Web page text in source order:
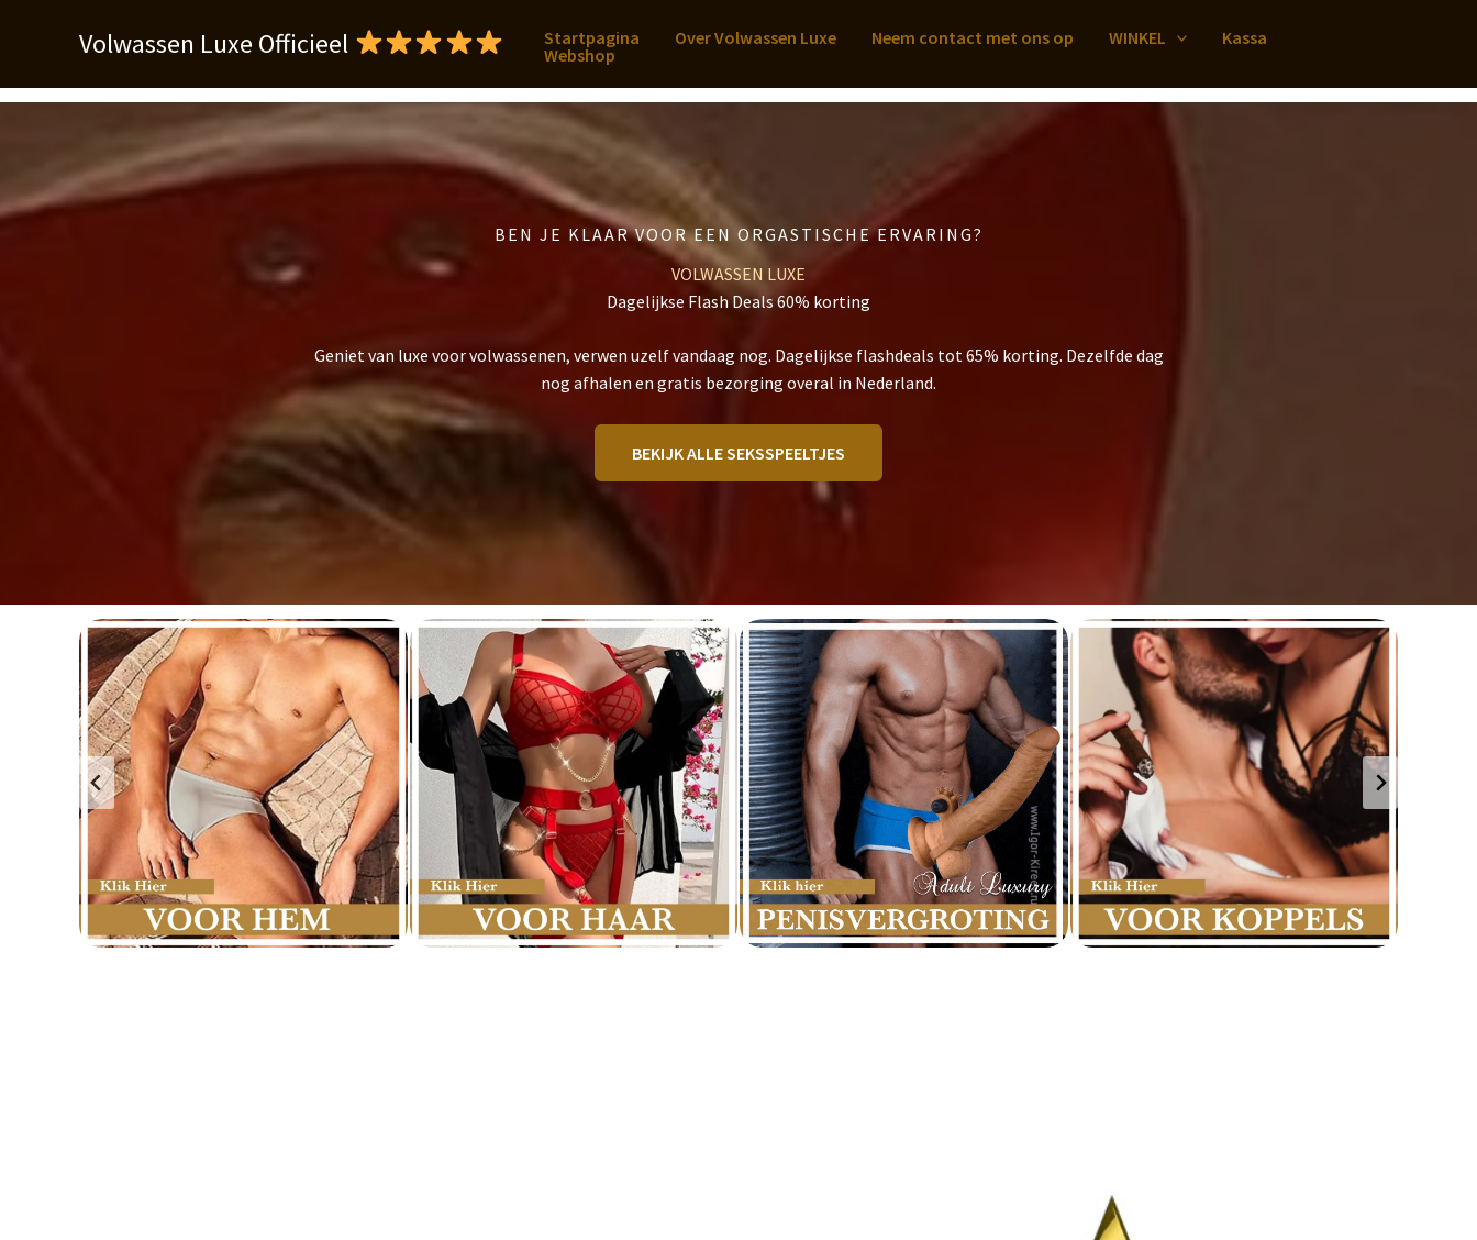
inhoud
Volwassen Luxe Officieel Startpagina Over Volwassen Luxe Neem contact met ons op WINKEL
Kassa
Webshop
BEN JE KLAAR VOOR EEN ORGASTISCHE ERVARING?
VOLWASSEN LUXE
Dagelijkse Flash Deals 60% korting
Geniet van luxe voor volwassenen, verwen uzelf vandaag nog. Dagelijkse flashdeals tot 65% korting. Dezelfde dag
nog afhalen en gratis bezorging overal in Nederland.
BEKIJK ALLE SEKSSPEELTJES